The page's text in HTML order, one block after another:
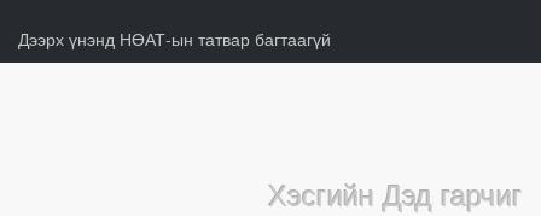
Дээрх үнэнд НӨАТ-ын татвар багтаагүй
Хэсгийн Дэд гарчиг